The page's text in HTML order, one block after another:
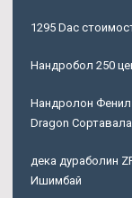
1295 Dac
Нандробол 250
Нандролон Фенил
Dragon Сортавала
дека дураболин
Ишимбай